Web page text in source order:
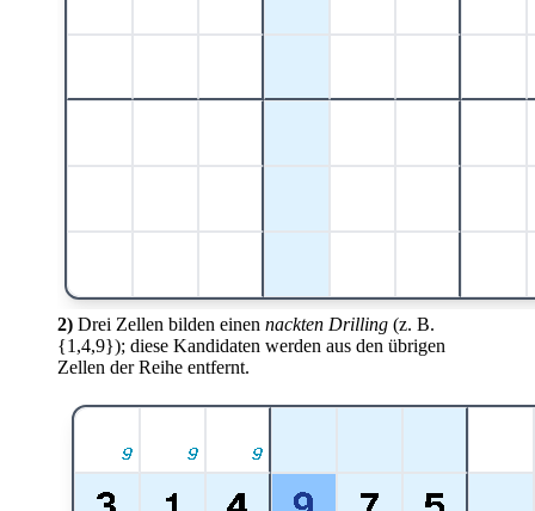
2) Drei Zellen bilden einen nackten Drilling (z. B.
{1,4,9}); diese Kandidaten werden aus den übrigen
Zellen der Reihe entfernt.